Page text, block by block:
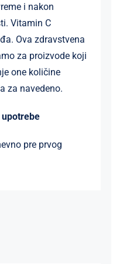
i nakon
Vitamin C
Ova zdravstvena
za proizvode koji
one količine
za navedeno.
upotrebe
pre prvog